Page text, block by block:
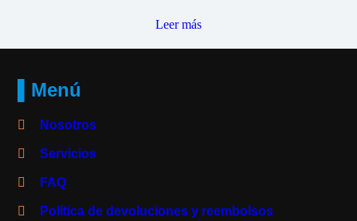
Leer más
▌Menú
Nosotros
Servicios
FAQ
Política de devoluciones y reembolsos